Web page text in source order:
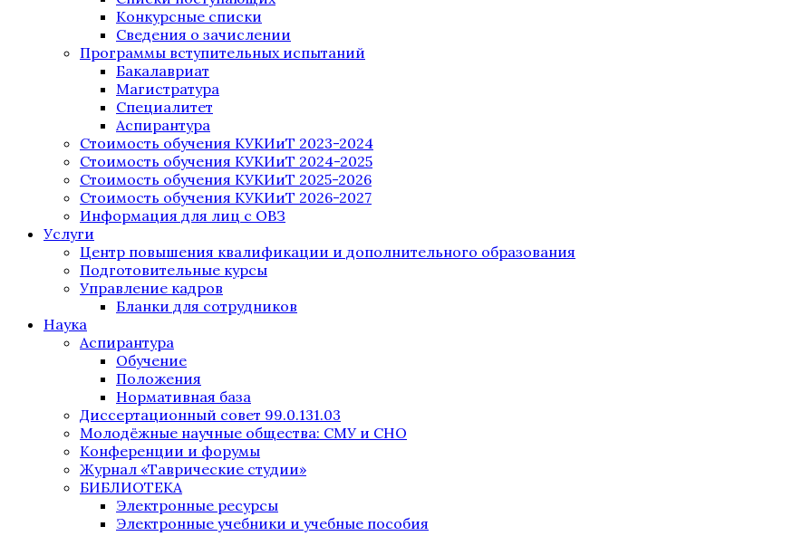
Конкурсные списки
Сведения о зачислении
Программы вступительных испытаний
Бакалавриат
Магистратура
Специалитет
Аспирантура
Стоимость обучения КУКИиТ 2023-2024
Стоимость обучения КУКИиТ 2024-2025
Стоимость обучения КУКИиТ 2025-2026
Стоимость обучения КУКИиТ 2026-2027
Информация для лиц с ОВЗ
Услуги
Центр повышения квалификации и дополнительного образования
Подготовительные курсы
Управление кадров
Бланки для сотрудников
Наука
Аспирантура
Обучение
Положения
Нормативная база
Диссертационный совет 99.0.131.03
Молодёжные научные общества: СМУ и СНО
Конференции и форумы
Журнал «Таврические студии»
БИБЛИОТЕКА
Электронные ресурсы
Электронные учебники и учебные пособия